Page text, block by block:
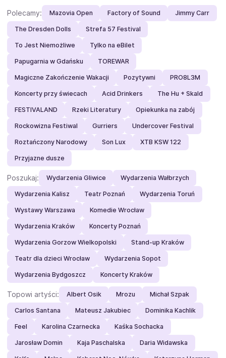
Polecamy: Mazovia Open Factory of Sound Jimmy Carr
The Dresden Dolls Strefa 57 Festival
To Jest Niemożliwe Tylko na eBilet
Papugarnia w Gdańsku TOREWAR
Magiczne Zakończenie Wakacji Pozytywni PRO8L3M
Koncerty przy świecach Acid Drinkers The Hu + Skald
FESTIVALAND Rzeki Literatury Opiekunka na zabój
Rockowizna Festiwal Gurriers Undercover Festival
Roztańczony Narodowy Son Lux XTB KSW 122
Przyjazne dusze
Poszukaj: Wydarzenia Gliwice Wydarzenia Wałbrzych
Wydarzenia Kalisz Teatr Poznań Wydarzenia Toruń
Wystawy Warszawa Komedie Wrocław
Wydarzenia Kraków Koncerty Poznań
Wydarzenia Gorzow Wielkopolski Stand-up Kraków
Teatr dla dzieci Wrocław Wydarzenia Sopot
Wydarzenia Bydgoszcz Koncerty Kraków
Topowi artyści: Albert Osik Mrozu Michał Szpak
Carlos Santana Mateusz Jakubiec Dominika Kachlik
Feel Karolina Czarnecka Kaśka Sochacka
Jarosław Domin Kaja Paschalska Daria Widawska